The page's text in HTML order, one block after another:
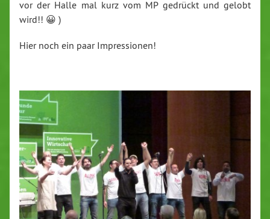
vor der Halle mal kurz vom MP gedrückt und gelobt
wird!! 😀 )
Hier noch ein paar Impressionen!